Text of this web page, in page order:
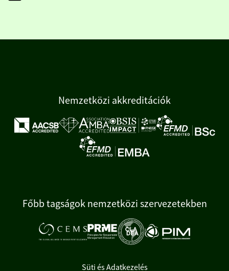
Nemzetközi akkreditációk
Főbb tagságok nemzetközi szervezetekben
Süti és Adatkezelés